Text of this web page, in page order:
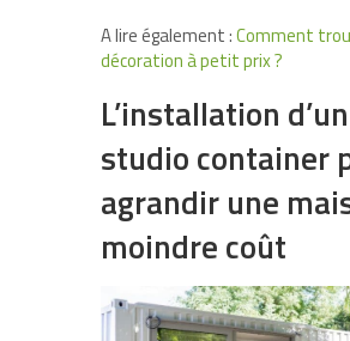
A lire également :Comment
décoration à petit prix ?
L’installation d’un
studio container
agrandir une
moindre coût